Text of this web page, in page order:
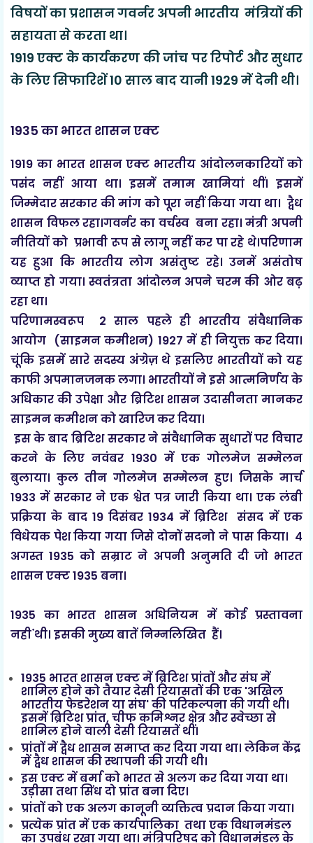
विषयों का प्रशासन गवर्नर अपनी भारतीय मंत्रियों की
सहायता से करता था।
1919 एक्ट के कार्यकरण की जांच पर रिपोर्ट और सुधार
के लिए सिफारिशें 10 साल बाद यानी 1929 में देनी थी।
1935 का भारत शासन एक्ट
1919 का भारत शासन एक्ट भारतीय आंदोलनकारियों को
पसंद नहीं आया था। इसमें तमाम खामियां थीं। इसमें
जिम्मेदार सरकार की मांग को पूरा नहीं किया गया था। द्वैध
शासन विफल रहा।गवर्नर का वर्चस्व बना रहा। मंत्री अपनी
नीतियों को प्रभावी रूप से लागू नहीं कर पा रहे थे।परिणाम
यह हुआ कि भारतीय लोग असंतुष्ट रहे। उनमें असंतोष
व्याप्त हो गया। स्वतंत्रता आंदोलन अपने चरम की ओर बढ़
रहा था।
परिणामस्वरूप 2 साल पहले ही भारतीय संवैधानिक
आयोग (साइमन कमीशन) 1927 में ही नियुक्त कर दिया।
चूंकि इसमें सारे सदस्य अंग्रेज़ थे इसलिए भारतीयों को यह
काफी अपमानजनक लगा। भारतीयों ने इसे आत्मनिर्णय के
अधिकार की उपेक्षा और ब्रिटिश शासन उदासीनता मानकर
साइमन कमीशन को खारिज कर दिया।
इस के बाद ब्रिटिश सरकार ने संवैधानिक सुधारों पर विचार
करने के लिए नवंबर 1930 में एक गोलमेज सम्मेलन
बुलाया। कुल तीन गोलमेज सम्मेलन हुए। जिसके मार्च
1933 में सरकार ने एक श्वेत पत्र जारी किया था। एक लंबी
प्रक्रिया के बाद 19 दिसंबर 1934 में ब्रिटिश संसद में एक
विधेयक पेश किया गया जिसे दोनों सदनो ने पास किया। 4
अगस्त 1935 को सम्राट ने अपनी अनुमति दी जो भारत
शासन एक्ट 1935 बना।
1935 का भारत शासन अधिनियम में कोई प्रस्तावना
नही ंथी। इसकी मुख्य बातें निम्नलिखित हैं।
1935 भारत शासन एक्ट में ब्रिटिश प्रांतों और संघ में
शामिल होने को तैयार देसी रियासतों की एक 'अखिल
भारतीय फेडरेशन या संघ' की परिकल्पना की गयी थी।
इसमें ब्रिटिश प्रांत, चीफ कमिश्नर क्षेत्र और स्वेच्छा से
शामिल होने वाली देसी रियासतें थीं।
प्रांतों में द्वैध शासन समाप्त कर दिया गया था। लेकिन केंद्र
में द्वैध शासन की स्थापनी की गयी थी।
इस एक्ट में बर्मा को भारत से अलग कर दिया गया था।
उड़ीसा तथा सिंध दो प्रांत बना दिए।
प्रांतों को एक अलग कानूनी व्यक्तित्व प्रदान किया गया।
प्रत्येक प्रांत में एक कार्यपालिका तथा एक विधानमंडल
का उपबंध रखा गया था। मंत्रिपरिषद को विधानमंडल के